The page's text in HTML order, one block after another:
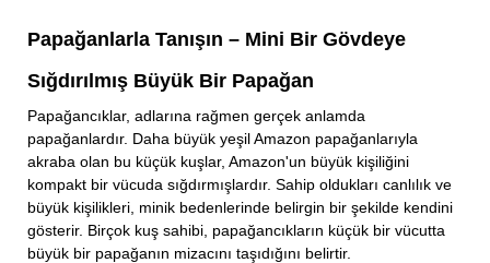
Papağanlarla Tanışın – Mini Bir Gövdeye
Sığdırılmış Büyük Bir Papağan
Papağancıklar, adlarına rağmen gerçek anlamda
papağanlardır. Daha büyük yeşil Amazon papağanlarıyla
akraba olan bu küçük kuşlar, Amazon'un büyük kişiliğini
kompakt bir vücuda sığdırmışlardır. Sahip oldukları canlılık ve
büyük kişilikleri, minik bedenlerinde belirgin bir şekilde kendini
gösterir. Birçok kuş sahibi, papağancıkların küçük bir vücutta
büyük bir papağanın mizacını taşıdığını belirtir.